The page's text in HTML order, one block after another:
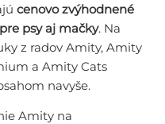
cenovo zvýhodnené
psy aj mačky. Na
z radov Amity, Amity
a Amity Cats
navyše.
Amity na